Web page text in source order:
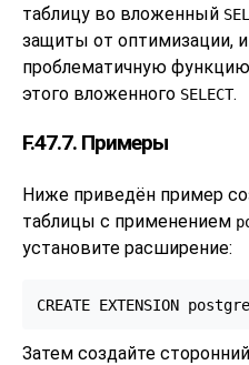
таблицу во вложенный
защиты от оптимизации,
проблематичную
этого вложенного SELECT.
F.47.7. Примеры
Ниже приведён пример
таблицы с применением
установите расширение:
CREATE EXTENSION
Затем создайте